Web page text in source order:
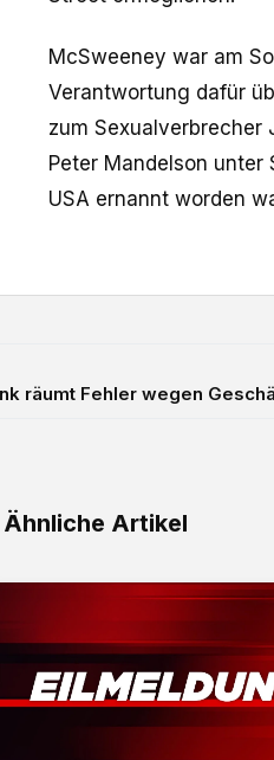
McSweeney war am
Verantwortung dafür
zum Sexualverbrecher
Peter Mandelson
USA ernannt worden
räumt Fehler wegen
Ähnliche Artikel